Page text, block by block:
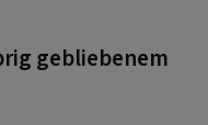
gebliebenem